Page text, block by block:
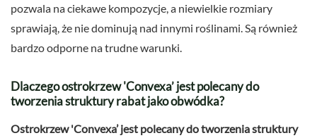
pozwala na ciekawe kompozycje, a niewielkie rozmiary
sprawiają, że nie dominują nad innymi roślinami. Są również
bardzo odporne na trudne warunki.
Dlaczego ostrokrzew 'Convexa’ jest polecany do
tworzenia struktury rabat jako obwódka?
Ostrokrzew 'Convexa’ jest polecany do tworzenia struktury